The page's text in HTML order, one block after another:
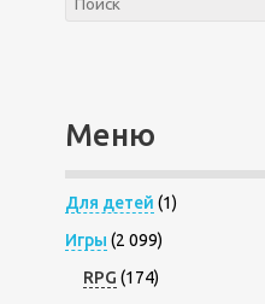
Меню
Для детей (1)
Игры (2 099)
RPG (174)